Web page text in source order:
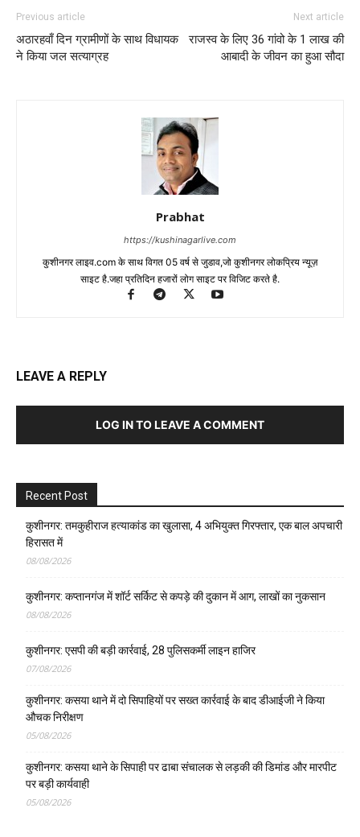
Previous article
अठारहवाँ दिन ग्रामीणों के साथ विधायक
ने किया जल सत्याग्रह
Next article
राजस्व के लिए 36 गांवो के 1 लाख की
आबादी के जीवन का हुआ सौदा
Prabhat
https://kushinagarlive.com
कुशीनगर लाइव.com के साथ विगत 05 वर्ष से जुडाव,जो कुशीनगर लोकप्रिय न्यूज़
साइट है.जहा प्रतिदिन हजारों लोग साइट पर विजिट करते है.
LEAVE A REPLY
LOG IN TO LEAVE A COMMENT
Recent Post
कुशीनगर: तमकुहीराज हत्याकांड का खुलासा, 4 अभियुक्त गिरफ्तार, एक बाल अपचारी
हिरासत में
08/08/2026
कुशीनगर: कप्तानगंज में शॉर्ट सर्किट से कपड़े की दुकान में आग, लाखों का नुकसान
08/08/2026
कुशीनगर: एसपी की बड़ी कार्रवाई, 28 पुलिसकर्मी लाइन हाजिर
07/08/2026
कुशीनगर: कसया थाने में दो सिपाहियों पर सख्त कार्रवाई के बाद डीआईजी ने किया
औचक निरीक्षण
05/08/2026
कुशीनगर: कसया थाने के सिपाही पर ढाबा संचालक से लड़की की डिमांड और मारपीट
पर बड़ी कार्यवाही
05/08/2026